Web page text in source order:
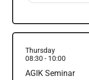
Thursday
08:30 - 10:00
AGIK Seminar